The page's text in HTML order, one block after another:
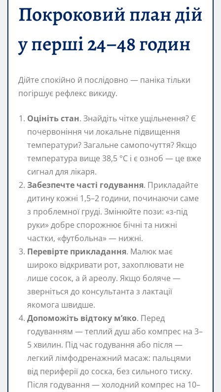
Покроковий план дій
у перші 24–48 годин
Дійте спокійно й послідовно — паніка тільки
погіршує рефлекс викиду.
Оцініть стан. Знайдіть чітке ущільнення? Є
почервоніння чи локальне підвищення
температури? Загальне самопочуття? Якщо
температура вище 38,5 °C і є озноб — це вже
сигнал для лікаря.
Забезпечте часті годування. Прикладайте
дитину кожні 1,5–2 години, починаючи саме
з проблемної груді. Змінюйте пози: «з-під
руки» добре спорожнює бічні та нижні
частки, «футбольна» — нижні.
Перевірте прикладання. Малюк має
широко відкривати рот, захоплювати не
лише сосок, а й ареолу. Якщо боляче —
зверніться до консультанта з лактації
якомога швидше.
Допоможіть відтоку м’яко. Перед
годуванням — теплий душ або компрес на 3–
5 хвилин. Під час годування або після —
легкий лімфодренажний масаж: пальцями
від периферії до соска, без сильного тиску.
Після годування — холодний компрес на 10–